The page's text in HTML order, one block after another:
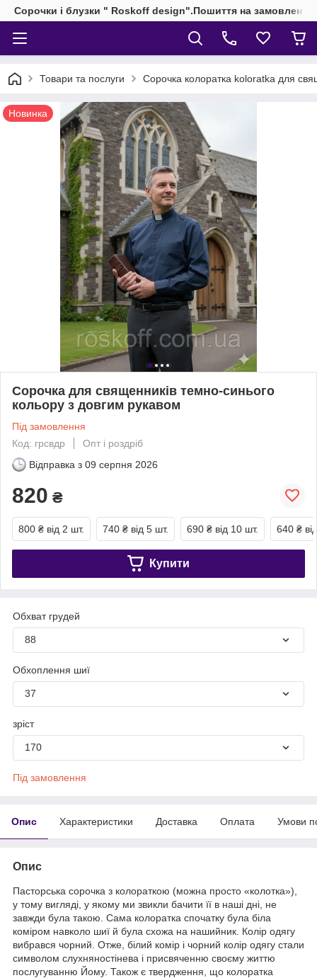
Сорочки і блузки " Roskoff design".Пошиття на замовлення
Товари та послуги Сорочка колоратка koloratka для
Новинка
Сорочка для священників темно-синього
кольору з довгим рукавом
Під замовлення
Код: грсвдр
Опт і роздріб
Відправка з 09 серпня 2026
820 ₴
800 ₴ від 2 шт. 740 ₴ від 5 шт. 690 ₴ від 10 шт. 640 ₴
Купити
Обхват грудей
88
Обхоплення шиї
37
зріст
170
Під замовлення
Опис Характеристики Доставка Оплата Умови
Опис
Пасторська сорочка з колораткою (можна просто «колотка»),
у тому вигляді, у якому ми звикли бачити її в наші дні, не
завжди була такою. Сама колоратка спочатку була біла
коміром навколо шиї й була схожа на нашийник. Колір одягу
вибрався чорний. Отже, білий комір і чорний колір одягу стали
символом слухняностінева і присвяченню своєму життю
послугуванню Йому. Також є твердження, що колоратка